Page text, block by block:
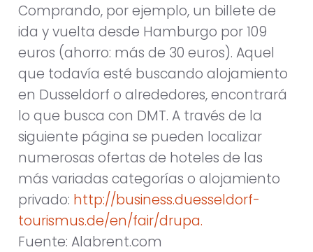
Comprando, por ejemplo, un billete de
ida y vuelta desde Hamburgo por 109
euros (ahorro: más de 30 euros). Aquel
que todavía esté buscando alojamiento
en Dusseldorf o alrededores, encontrará
lo que busca con DMT. A través de la
siguiente página se pueden localizar
numerosas ofertas de hoteles de las
más variadas categorías o alojamiento
privado: http://business.duesseldorf-
tourismus.de/en/fair/drupa.
Fuente: Alabrent.com